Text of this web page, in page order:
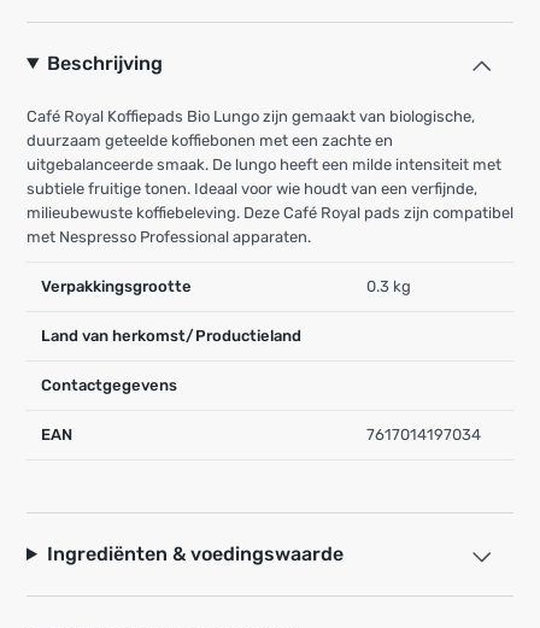
Beschrijving
Café Royal Koffiepads Bio Lungo zijn gemaakt van biologische,
duurzaam geteelde koffiebonen met een zachte en
uitgebalanceerde smaak. De lungo heeft een milde intensiteit met
subtiele fruitige tonen. Ideaal voor wie houdt van een verfijnde,
milieubewuste koffiebeleving. Deze Café Royal pads zijn compatibel
met Nespresso Professional apparaten.
Verpakkingsgrootte 0.3 kg
Land van herkomst/Productieland
Contactgegevens
EAN 7617014197034
Ingrediënten & voedingswaarde